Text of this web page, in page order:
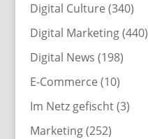
Digital Culture (340)
Digital Marketing(440)
Digital News (198)
E-Commerce (10)
Im Netz gefischt(3)
Marketing(252)